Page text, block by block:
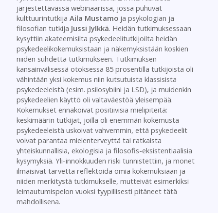
järjestettävässä webinaarissa, jossa puhuvat
kulttuurintutkija Aila Mustamoja psykologian ja
filosofian tutkija Jussi Jylkkä. Heidän tutkimuksessaan
kysyttiin akateemisilta psykedeelitutkijoilta heidän
psykedeelikokemuksistaan ja näkemyksistään koskien
niiden suhdetta tutkimukseen. Tutkimuksen
kansainvälisessä otoksessa 85 prosentilla tutkijoista oli
vähintään yksi kokemus niin kutsutuista klassisista
psykedeeleistä (esim. psilosybiini ja LSD), ja muidenkin
psykedeelien käyttö oli valtaväestöä yleisempää.
Kokemukset ennakoivat positiivisia mielipiteitä:
keskimäärin tutkijat, joilla oli enemmän kokemusta
psykedeeleistä uskoivat vahvemmin, että psykedeelit
voivat parantaa mielenterveyttä tai ratkaista
yhteiskunnallisia, ekologisia ja filosofis-eksistentiaalisia
kysymyksiä. Yli-innokkuuden riski tunnistettiin, ja monet
ilmaisivat tarvetta reflektoida omia kokemuksiaan ja
niiden merkitystä tutkimukselle, mutteivät esimerkiksi
leimautumispelon vuoksi tyypillisesti pitäneet tätä
mahdollisena.